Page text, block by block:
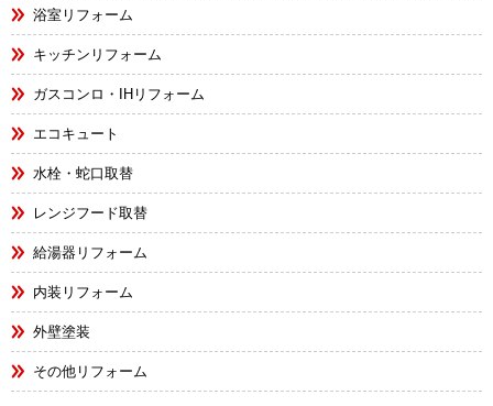
浴室リフォーム
キッチンリフォーム
ガスコンロ・IHリフォーム
エコキュート
水栓・蛇口取替
レンジフード取替
給湯器リフォーム
内装リフォーム
外壁塗装
その他リフォーム